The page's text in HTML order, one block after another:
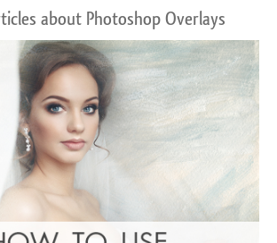
about Photoshop Overlays